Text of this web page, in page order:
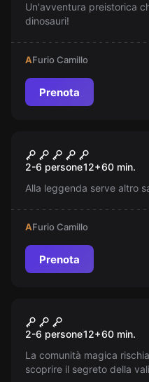
Un'avventura preistorica
dinosauri!
AFurio Camillo
Prenota
Nuovo
Il castello di
Transylvania
2-6 persone12+60 min.
Alla leggenda serve altro
AFurio Camillo
Prenota
Creature
2-6 persone12+60 min.
La comunità magica
scoprire il segreto della